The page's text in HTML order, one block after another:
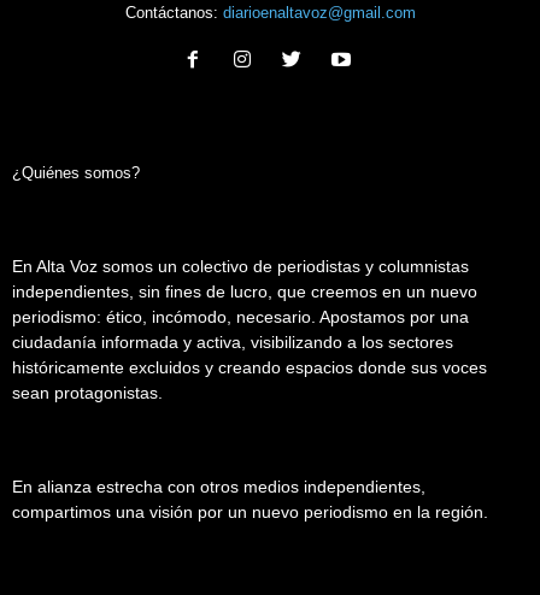
Contáctanos: diarioenaltavoz@gmail.com
¿Quiénes somos?
En Alta Voz somos un colectivo de periodistas y columnistas
independientes, sin fines de lucro, que creemos en un nuevo
periodismo: ético, incómodo, necesario. Apostamos por una
ciudadanía informada y activa, visibilizando a los sectores
históricamente excluidos y creando espacios donde sus voces
sean protagonistas.
En alianza estrecha con otros medios independientes,
compartimos una visión por un nuevo periodismo en la región.